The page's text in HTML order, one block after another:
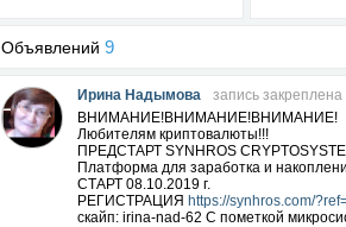
Объявлений 9
Ирина Надымова
запись закреплена
ВНИМАНИЕ!ВНИМАНИЕ!ВНИМАНИЕ!
Любителям криптовалюты!!!
ПРЕДСТАРТ SYNHROS
Платформа для заработка и
СТАРТ 08.10.2019 г.
РЕГИСТРАЦИЯ https://synhros.com/
скайп: irina-nad-62 С пометкой